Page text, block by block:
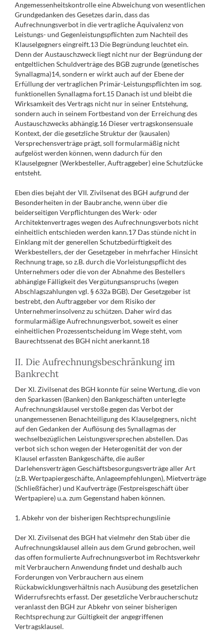
Angemessenheitskontrolle eine Abweichung von wesentlichen
Grundgedanken des Gesetzes darin, dass das
Aufrechnungsverbot in die vertragliche Äquivalenz von
Leistungs- und Gegenleistungspflichten zum Nachteil des
Klauselgegners eingreift.13 Die Begründung leuchtet ein.
Denn der Austauschzweck liegt nicht nur der Begründung der
entgeltlichen Schuldverträge des BGB zugrunde (genetisches
Synallagma)14, sondern er wirkt auch auf der Ebene der
Erfüllung der vertraglichen Primär-Leistungspflichten im sog.
funktionellen Synallagma fort.15 Danach ist und bleibt die
Wirksamkeit des Vertrags nicht nur in seiner Entstehung,
sondern auch in seinem Fortbestand von der Erreichung des
Austauschzwecks abhängig.16 Dieser vertragskonsensuale
Kontext, der die gesetzliche Struktur der (kausalen)
Versprechensverträge prägt, soll formularmäßig nicht
aufgelöst werden können, wenn dadurch für den
Klauselgegner (Werkbesteller, Auftraggeber) eine Schutzlücke
entsteht.
Eben dies bejaht der VII. Zivilsenat des BGH aufgrund der
Besonderheiten in der Baubranche, wenn über die
beiderseitigen Verpflichtungen des Werk- oder
Architektenvertrages wegen des Aufrechnungsverbots nicht
einheitlich entschieden werden kann.17 Das stünde nicht in
Einklang mit der generellen Schutzbedürftigkeit des
Werkbestellers, der der Gesetzgeber in mehrfacher Hinsicht
Rechnung trage, so z.B. durch die Vorleistungspflicht des
Unternehmers oder die von der Abnahme des Bestellers
abhängige Fälligkeit des Vergütungsanspruchs (wegen
Abschlagszahlungen vgl. § 632a BGB). Der Gesetzgeber ist
bestrebt, den Auftraggeber vor dem Risiko der
Unternehmerinsolvenz zu schützen. Daher wird das
formularmäßige Aufrechnungsverbot, soweit es einer
einheitlichen Prozessentscheidung im Wege steht, vom
Baurechtssenat des BGH nicht anerkannt.18
II. Die Aufrechnungsbeschränkung im
Bankrecht
Der XI. Zivilsenat des BGH konnte für seine Wertung, die von
den Sparkassen (Banken) den Bankgeschäften unterlegte
Aufrechnungsklausel verstoße gegen das Verbot der
unangemessenen Benachteiligung des Klauselgegners, nicht
auf den Gedanken der Auflösung des Synallagmas der
wechselbezüglichen Leistungsversprechen abstellen. Das
verbot sich schon wegen der Heterogenität der von der
Klausel erfassten Bankgeschäfte, die außer
Darlehensverträgen Geschäftsbesorgungsverträge aller Art
(z.B. Wertpapiergeschäfte, Anlageempfehlungen), Mietverträge
(Schließfächer) und Kaufverträge (Festpreisgeschäft über
Wertpapiere) u.a. zum Gegenstand haben können.
1. Abkehr von der bisherigen Rechtsprechungslinie
Der XI. Zivilsenat des BGH hat vielmehr den Stab über die
Aufrechnungsklausel allein aus dem Grund gebrochen, weil
das offen formulierte Aufrechnungsverbot im Rechtsverkehr
mit Verbrauchern Anwendung findet und deshalb auch
Forderungen von Verbrauchern aus einem
Rückabwicklungsverhältnis nach Ausübung des gesetzlichen
Widerrufsrechts erfasst. Der gesetzliche Verbraucherschutz
veranlasst den BGH zur Abkehr von seiner bisherigen
Rechtsprechung zur Gültigkeit der angegriffenen
Vertragsklausel.